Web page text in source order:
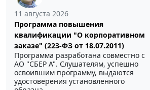
11 августа 2026
Программа повышения
квалификации "О корпоративном
заказе" (223-ФЗ от 18.07.2011)
Программа разработана совместно с
АО ''СБЕР А". Слушателям, успешно
освоившим программу, выдаются
удостоверения установленного